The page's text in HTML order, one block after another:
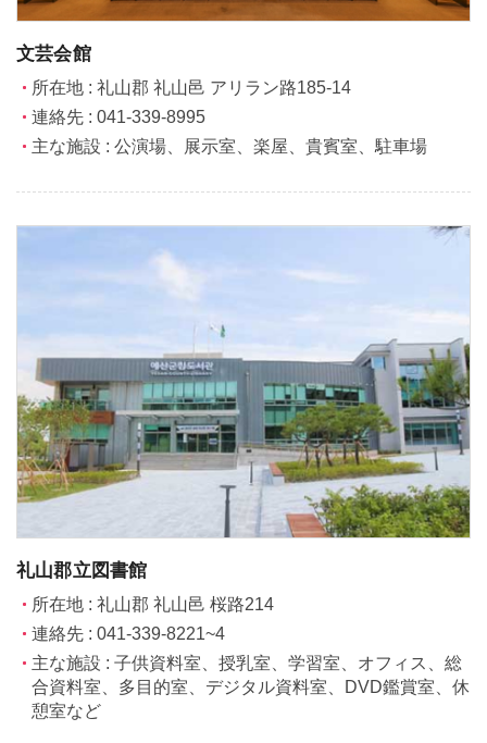
文芸会館
所在地 : 礼山郡 礼山邑 アリラン路185-14
連絡先 : 041-339-8995
主な施設 : 公演場、展示室、楽屋、貴賓室、駐車場
礼山郡立図書館
所在地 : 礼山郡 礼山邑 桜路214
連絡先 : 041-339-8221~4
主な施設 : 子供資料室、授乳室、学習室、オフィス、総
合資料室、多目的室、デジタル資料室、DVD鑑賞室、休
憩室など